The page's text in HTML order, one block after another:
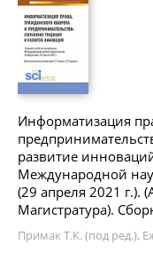
Информатизация
развитие
Международной
(29 апреля 2021 г.).
Магистратура).
Примак Т.К. (под ред.),